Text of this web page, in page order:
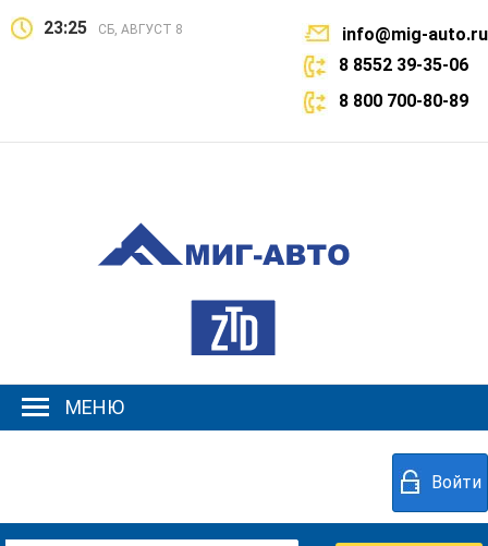
23:25 СБ, АВГУСТ 8
info@mig-auto.ru
8 8552 39-35-06
8 800 700-80-89
МЕНЮ
Войти